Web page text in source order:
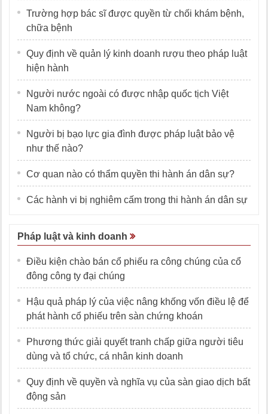
Trường hợp bác sĩ được quyền từ chối khám bệnh,
chữa bệnh
Quy định về quản lý kinh doanh rượu theo pháp luật
hiện hành
Người nước ngoài có được nhập quốc tịch Việt
Nam không?
Người bị bạo lực gia đình được pháp luật bảo vệ
như thế nào?
Cơ quan nào có thẩm quyền thi hành án dân sự?
Các hành vi bị nghiêm cấm trong thi hành án dân sự
Pháp luật và kinh doanh
Điều kiện chào bán cổ phiếu ra công chúng của cổ
đông công ty đại chúng
Hậu quả pháp lý của việc nâng khống vốn điều lệ để
phát hành cổ phiếu trên sàn chứng khoán
Phương thức giải quyết tranh chấp giữa người tiêu
dùng và tổ chức, cá nhân kinh doanh
Quy định về quyền và nghĩa vụ của sàn giao dịch bất
động sản